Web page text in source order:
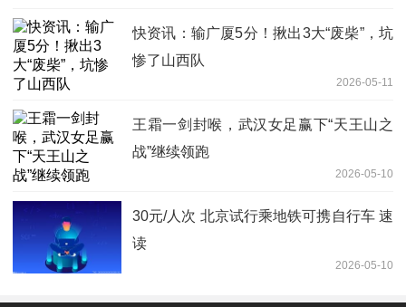
快资讯：输广厦5分！揪出3大“废柴”，坑
惨了山西队
2026-05-11
王霜一剑封喉，武汉女足赢下“天王山之
战”继续领跑
2026-05-10
30元/人次 北京试行乘地铁可携自行车 速
读
2026-05-10